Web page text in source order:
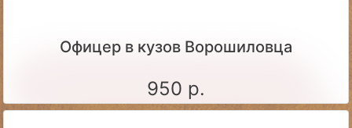
Офицер в кузов Ворошиловца
950 р.